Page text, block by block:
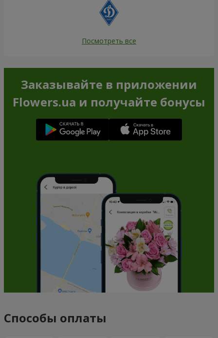
Посмотреть все
Заказывайте в приложении
Flowers.ua и получайте бонусы
Способы оплаты